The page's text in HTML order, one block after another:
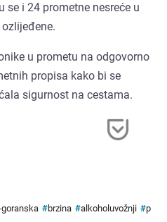
se i 24 prometne nesreće u
u prometu na odgovorno
propisa kako bi se
sigurnost na cestama.
#brzina #alkoholuvožnji #p